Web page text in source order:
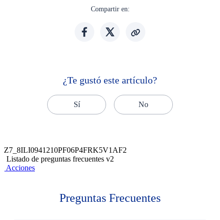
Compartir en:
¿Te gustó este artículo?
Sí No
Z7_8ILI0941210PF06P4FRK5V1AF2
Listado de preguntas frecuentes v2
Acciones
Preguntas Frecuentes